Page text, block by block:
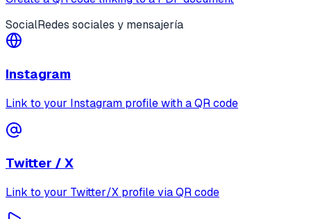
SocialRedes sociales y mensajería
Instagram
Link to your Instagram profile with a QR code
Twitter / X
Link to your Twitter/X profile via QR code